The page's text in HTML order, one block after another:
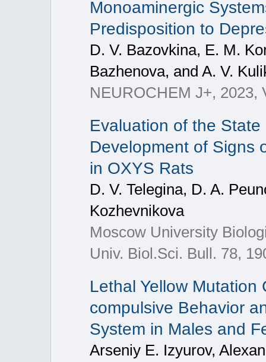
Monoaminergic
Predisposition to
D. V. Bazovkina, E. M.
Bazhenova, and A. V.
NEUROCHEM J+, 2023,
Evaluation of the
Development of Signs
in OXYS Rats
D. V. Telegina, D. A.
Kozhevnikova
Moscow University
Univ. Biol.Sci. Bull. 78,
Lethal Yellow Mutation
compulsive Behavior
System in Males and
Arseniy E. Izyurov,